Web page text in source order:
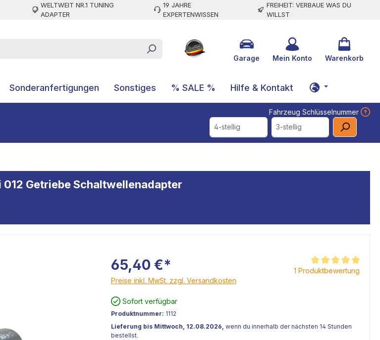
WELTWEIT NR.1 TUNING
ADAPTER
19 JAHRE
EXPERTENWISSEN
FREIHEIT: VERBAUE WAS DU
WILLST
Garage Mein Konto Warenkorb
Sonderanfertigungen Sonstiges % SALE % Hilfe & Kontakt
Fahrzeug Schlüsselnummer
4-stellig 3-stellig
Getriebe Schaltwellenadapter
65,40 €*
Preise inkl. MwSt. zzgl. Versandkosten
Durchschnittliche
1 Produktbewertung
Sofort verfügbar
Produktnummer: 1112
Lieferung bis Mittwoch, 12.08.2026, wenn du innerhalb der nächsten 14 Stunden
bestellst.